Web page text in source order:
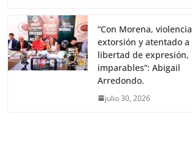
“Con Morena,
extorsión y atentado a
libertad de expresión,
imparables”: Abigail
Arredondo.
julio 30, 2026